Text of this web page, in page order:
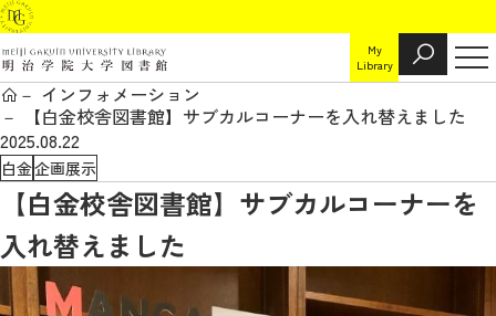
My
Library
インフォメーション
【白金校舎図書館】サブカルコーナーを入れ替えました
2025.08.22
白金企画展示
【白金校舎図書館】サブカルコーナーを
入れ替えました